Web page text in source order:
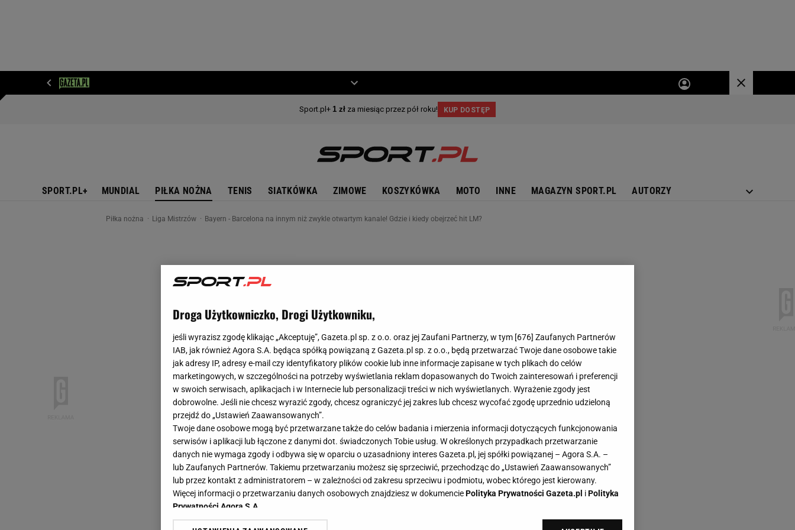
SPORT.PL+ MUNDIAL PIŁKA NOŻNA TENIS SIATKÓWKA ZIMOWE KOSZYKÓWKA MOTO INNE MAGAZYN SPORT.PL AUTORZY
Piłka nożna Liga Mistrzów Bayern - Barcelona na innym niż zwykle otwartym kanale! Gdzie i kiedy obejrzeć hit LM?
Droga Użytkowniczko, Drogi Użytkowniku,
jeśli wyrazisz zgodę klikając „Akceptuję”, Gazeta.pl sp. z o.o. oraz jej Zaufani Partnerzy, w tym [676] Zaufanych Partnerów
IAB, jak również Agora S.A. będąca spółką powiązaną z Gazeta.pl sp. z o.o., będą przetwarzać Twoje dane osobowe takie
jak adresy IP, adresy e-mail czy identyfikatory plików cookie lub inne informacje zapisane w tych plikach do celów
marketingowych, w szczególności na potrzeby wyświetlania reklam dopasowanych do Twoich zainteresowań i preferencji
w swoich serwisach, aplikacjach i w Internecie lub personalizacji treści w nich wyświetlanych. Wyrażenie zgody jest
dobrowolne. Jeśli nie chcesz wyrazić zgody, chcesz ograniczyć jej zakres lub chcesz wycofać zgodę uprzednio udzieloną
przejdź do „Ustawień Zaawansowanych”.
Twoje dane osobowe mogą być przetwarzane także do celów badania i mierzenia informacji dotyczących funkcjonowania
serwisów i aplikacji lub łączone z danymi dot. świadczonych Tobie usług. W określonych przypadkach przetwarzanie
danych nie wymaga zgody i odbywa się w oparciu o uzasadniony interes Gazeta.pl, jej spółki powiązanej – Agora S.A. –
lub Zaufanych Partnerów. Takiemu przetwarzaniu możesz się sprzeciwić, przechodząc do „Ustawień Zaawansowanych”
lub przez kontakt z administratorem – w zależności od zakresu sprzeciwu i podmiotu, wobec którego jest kierowany.
Więcej informacji o przetwarzaniu danych osobowych znajdziesz w dokumenciePolityka Prywatności Gazeta.pl iPolityka
Prywatności Agora S.A.